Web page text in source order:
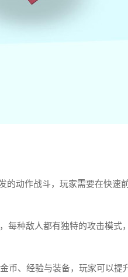
的动作战斗，玩家需要在快
每种敌人都有独特的攻击模
币、经验与装备，玩家可以